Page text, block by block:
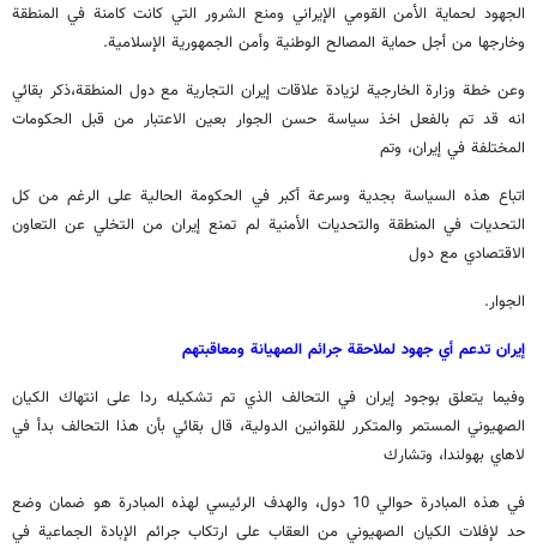
الجهود لحماية الأمن القومي الإيراني ومنع الشرور التي كانت كامنة في المنطقة
وخارجها من أجل حماية المصالح الوطنية وأمن الجمهورية الإسلامية.
وعن خطة وزارة الخارجية لزيادة علاقات إيران التجارية مع دول المنطقة،ذكر بقائي
انه قد تم بالفعل اخذ سياسة حسن الجوار بعين الاعتبار من قبل الحكومات
المختلفة في إيران، وتم
اتباع هذه السياسة بجدية وسرعة أكبر في الحكومة الحالية على الرغم من كل
التحديات في المنطقة والتحديات الأمنية لم تمنع إيران من التخلي عن التعاون
الاقتصادي مع دول
الجوار.
إيران تدعم أي جهود لملاحقة جرائم الصهيانة ومعاقبتهم
وفيما يتعلق بوجود إيران في التحالف الذي تم تشكيله ردا على انتهاك الكيان
الصهيوني المستمر والمتكرر للقوانين الدولية، قال بقائي بأن هذا التحالف بدأ في
لاهاي بهولندا، وتشارك
في هذه المبادرة حوالي 10 دول، والهدف الرئيسي لهذه المبادرة هو ضمان وضع
حد لإفلات الكيان الصهيوني من العقاب على ارتكاب جرائم الإبادة الجماعية في